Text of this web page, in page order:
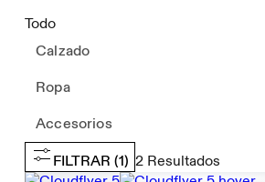
Todo
Calzado
Ropa
Accesorios
FILTRAR (1) 2 Resultados